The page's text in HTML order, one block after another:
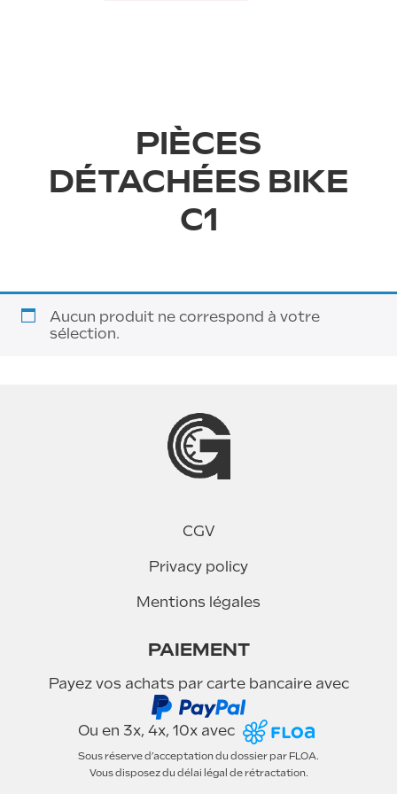
PIÈCES
DÉTACHÉES BIKE
C1
Aucun produit ne correspond à votre
sélection.
CGV
Privacy policy
Mentions légales
PAIEMENT
Payez vos achats par carte bancaire avec
Ou en 3x, 4x, 10x avec
Sous réserve d’acceptation du dossier par FLOA.
Vous disposez du délai légal de rétractation.